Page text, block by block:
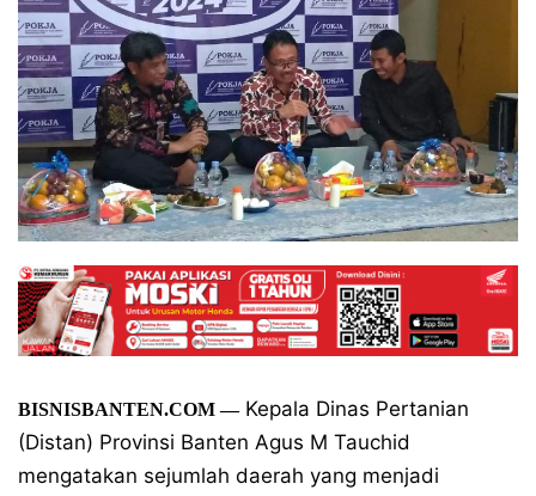
BISNISBANTEN.COM—Kepala Dinas Pertanian
(Distan) Provinsi Banten Agus M Tauchid
mengatakan sejumlah daerah yang menjadi